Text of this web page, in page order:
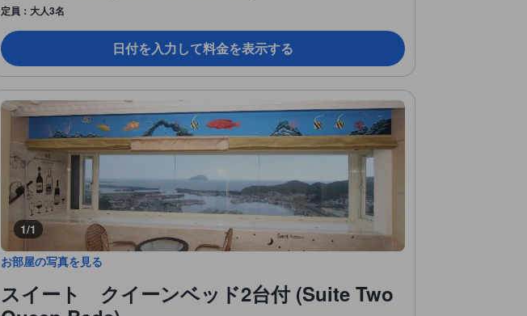
定員：大人3名
日付を入力して料金を表示する
1/1
お部屋の写真を見る
スイート クイーンベッド2台付 (Suite Two